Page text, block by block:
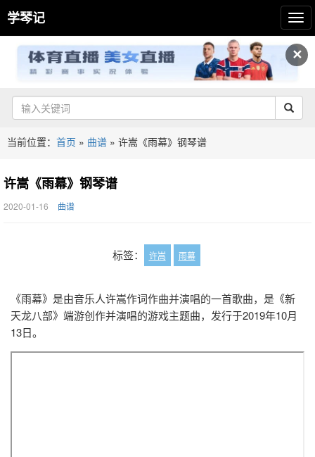
✕
学琴记
当前位置： 首页 » 曲谱 » 许嵩《雨幕》钢琴谱
许嵩《雨幕》钢琴谱
2020-01-16 曲谱
标签： 许嵩 雨幕
《雨幕》是由音乐人许嵩作词作曲并演唱的一首歌曲，是《新
天龙八部》端游创作并演唱的游戏主题曲，发行于2019年10月
13日。